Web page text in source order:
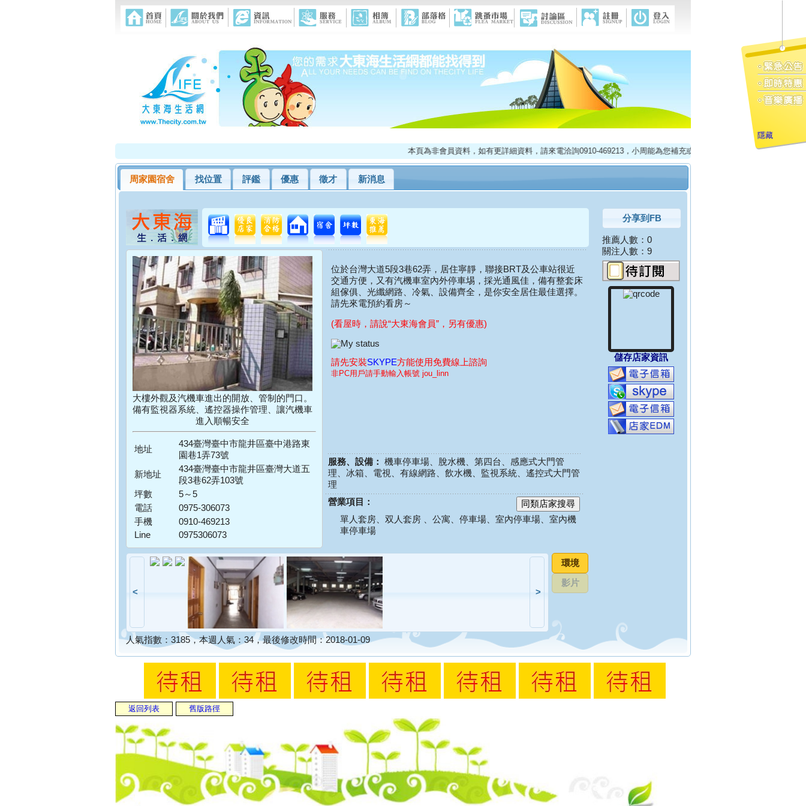
隱藏
本頁為非會員資料，如有更詳細資料，請來電洽詢0910-469213，小周能為您補充或更改、刪除資料！
周家園宿舍 找位置 評鑑 優惠 徵才 新消息
分享到FB
推薦人數：0
關注人數：9
儲存店家資訊
大樓外觀及汽機車進出的開放、管制的門口。
備有監視器系統、遙控器操作管理、讓汽機車
進入順暢安全
地址
434臺灣臺中市龍井區臺中港路東
園巷1弄73號
新地址
434臺灣臺中市龍井區臺灣大道五
段3巷62弄103號
坪數
5～5
電話
0975-306073
手機
0910-469213
Line
0975306073
位於台灣大道5段3巷62弄，居住寧靜，聯接BRT及公車站很近
交通方便，又有汽機車室內外停車埸，採光通風佳，備有整套床
組傢俱、光纖網路、冷氣、設備齊全，是你安全居住最佳選擇。
請先來電預約看房～
(看屋時，請說“大東海會員”，另有優惠)
請先安裝SKYPE方能使用免費線上諮詢
非PC用戶請手動輸入帳號 jou_linn
服務、設備：
機車停車場、脫水機、第四台、感應式大門管
理、冰箱、電視、有線網路、飲水機、監視系統、遙控式大門管
理
營業項目：
單人套房、双人套房 、公寓、停車場、室內停車場、室內機
車停車場
環境
影片
<
>
人氣指數：3185，本週人氣：34，最後修改時間：2018-01-09
返回列表 舊版路徑